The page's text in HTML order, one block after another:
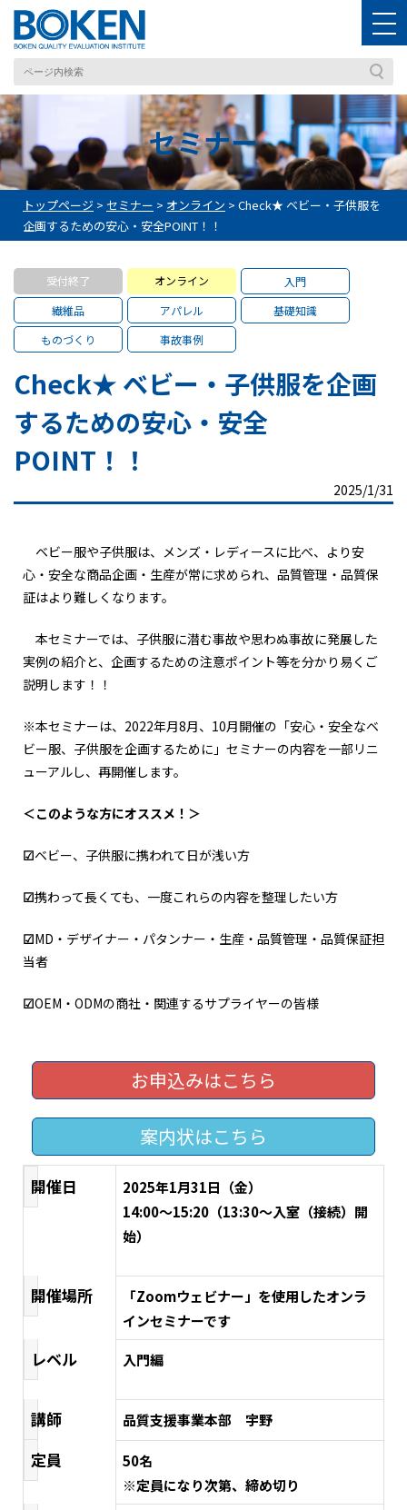
セミナー
トップページ > セミナー > オンライン > Check★ ベビー・子供服を
企画するための安心・安全POINT！！
受付終了 オンライン
入門
繊維品
アパレル
基礎知識
ものづくり
事故事例
Check★ ベビー・子供服を企画
するための安心・安全
POINT！！
2025/1/31
ベビー服や子供服は、メンズ・レディースに比べ、より安
心・安全な商品企画・生産が常に求められ、品質管理・品質保
証はより難しくなります。
本セミナーでは、子供服に潜む事故や思わぬ事故に発展した
実例の紹介と、企画するための注意ポイント等を分かり易くご
説明します！！
※本セミナーは、2022年月8月、10月開催の「安心・安全なベ
ビー服、子供服を企画するために」セミナーの内容を一部リニ
ューアルし、再開催します。
＜このような方にオススメ！＞
☑ベビー、子供服に携われて日が浅い方
☑携わって長くても、一度これらの内容を整理したい方
☑MD・デザイナー・パタンナー・生産・品質管理・品質保証担
当者
☑OEM・ODMの商社・関連するサプライヤーの皆様
お申込みはこちら
案内状はこちら
開催日
2025年1月31日（金）
14:00～15:20（13:30～入室（接続）開
始）
開催場所
「Zoomウェビナー」を使用したオンラ
インセミナーです
レベル 入門編
講師 品質支援事業本部 宇野
定員
50名
※定員になり次第、締め切り